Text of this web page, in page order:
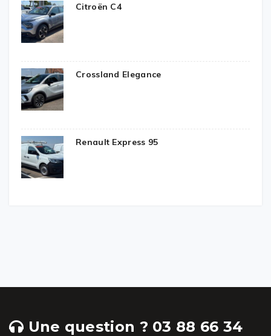
Citroën C4
Crossland Elegance
Renault Express 95
Une question ? 03 88 66 34